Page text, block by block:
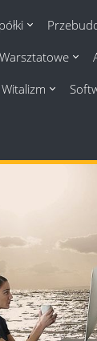
Witalizm